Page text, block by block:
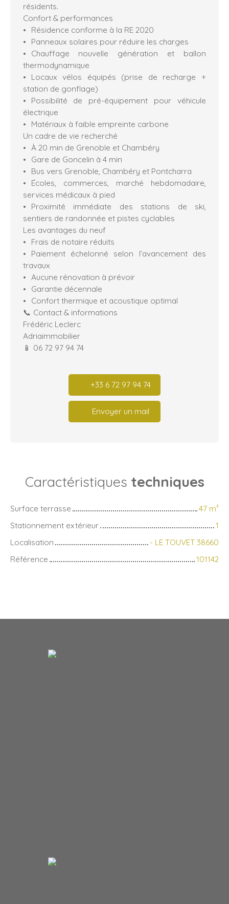
résidents.
Confort & performances
Résidence conforme à la RE 2020
Panneaux solaires pour réduire les charges
Chauffage nouvelle génération et ballon
thermodynamique
Locaux vélos équipés (prise de recharge +
station de gonflage)
Possibilité de pré-équipement pour véhicule
électrique
Matériaux à faible empreinte carbone
Un cadre de vie recherché
À 20 min de Grenoble et Chambéry
Gare de Goncelin à 4 min
Bus vers Grenoble, Chambéry et Pontcharra
Écoles, commerces, marché hebdomadaire,
services médicaux à pied
Proximité immédiate des stations de ski,
sentiers de randonnée et pistes cyclables
Les avantages du neuf
Frais de notaire réduits
Paiement échelonné selon l’avancement des
travaux
Aucune rénovation à prévoir
Garantie décennale
Confort thermique et acoustique optimal
📞 Contact & informations
Frédéric Leclerc
Adriaimmobilier
📱 06 72 97 94 74
+33 6 72 97 94 74
Envoyer un mail
Caractéristiques techniques
Surface terrasse 47 m²
Stationnement extérieur
1
Localisation
- LE TOUVET 38660
Référence
101142